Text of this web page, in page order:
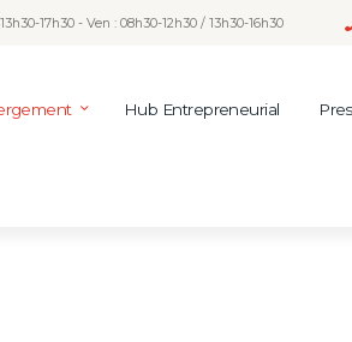
17h30 - Ven : 08h30-12h30 / 13h30-16h30
Hub Entrepreneurial